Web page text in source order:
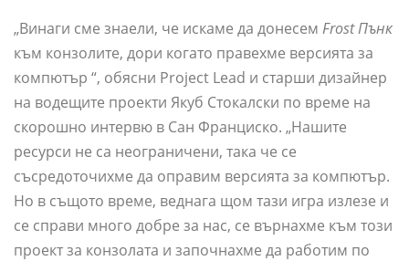
„Винаги сме знаели, че искаме да донесем Frost Пънк
към конзолите, дори когато правехме версията за
компютър “, обясни Project Lead и старши дизайнер
на водещите проекти Якуб Стокалски по време на
скорошно интервю в Сан Франциско. „Нашите
ресурси не са неограничени, така че се
съсредоточихме да оправим версията за компютър.
Но в същото време, веднага щом тази игра излезе и
се справи много добре за нас, се върнахме към този
проект за конзолата и започнахме да работим по